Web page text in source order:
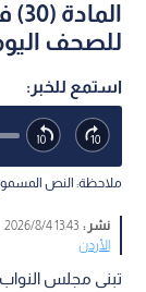
للصحف
استمع للخبر:
ملاحظة: النص
نشر :13:43 2026/8/4
الأردن
تبنى مجلس